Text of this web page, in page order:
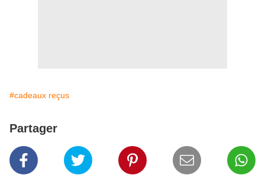
#cadeaux reçus
Partager